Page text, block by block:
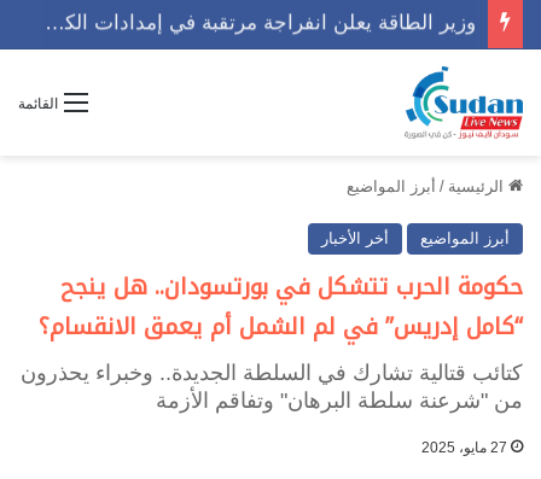
عودة خدمات الرقم الوطني والبطاقة القومية في بحري قريبًا
القائمة
الرئيسية / أبرز المواضيع
أبرز المواضيع أخر الأخبار
حكومة الحرب تتشكل في بورتسودان.. هل ينجح
“كامل إدريس” في لم الشمل أم يعمق الانقسام؟
كتائب قتالية تشارك في السلطة الجديدة.. وخبراء يحذرون
من "شرعنة سلطة البرهان" وتفاقم الأزمة
27 مايو، 2025